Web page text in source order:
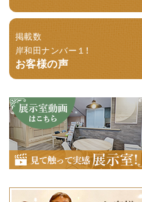
掲載数
岸和田ナンバー１！
お客様の声